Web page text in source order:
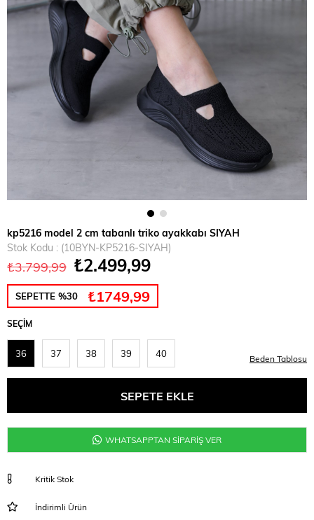
kp5216 model 2 cm tabanlı triko ayakkabı SIYAH
Stok Kodu
(10BYN-KP5216-SIYAH)
₺3.799,99 ₺2.499,99
SEPETTE %30 ₺1749,99
SEÇIM
36 37 38 39 40 Beden Tablosu
WHATSAPPTAN SİPARİŞ VER
Kritik Stok
İndirimli Ürün